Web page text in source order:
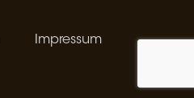
Impressum